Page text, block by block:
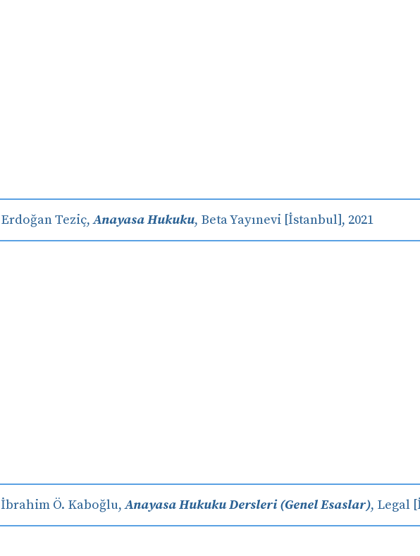
Erdoğan Teziç,Anayasa Hukuku, Beta Yayınevi [İstanbul], 2021
İbrahim Ö. Kaboğlu,Anayasa Hukuku Dersleri (Genel Esaslar), Legal